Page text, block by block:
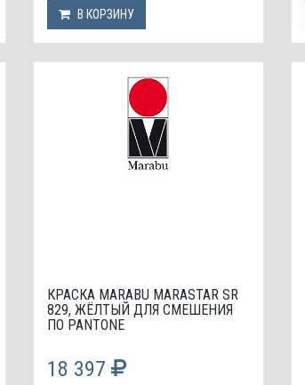
В КОРЗИНУ
КРАСКА МАRABU MARASTAR SR
829, ЖЁЛТЫЙ ДЛЯ СМЕШЕНИЯ
ПО PANTONE
18 397